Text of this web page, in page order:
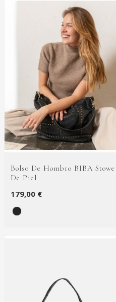
Bolso De Hombro BIBA Stowe
De Piel
179,00 €